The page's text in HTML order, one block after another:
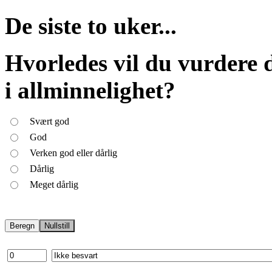
De siste to uker...
Hvorledes vil du vurdere
i allminnelighet?
Svært god
God
Verken god eller dårlig
Dårlig
Meget dårlig